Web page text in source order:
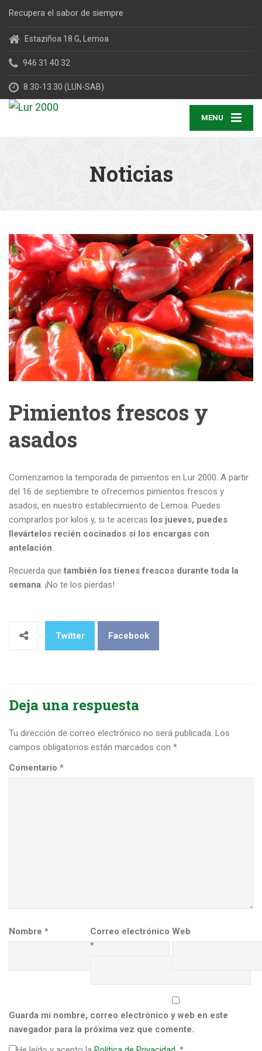
Recupera el sabor de siempre
Estaziñoa 18 G, Lemoa
946 31 40 32
8.30-13.30 (LUN-SAB)
MENU
Noticias
Pimientos frescos y
asados
Comenzamos la temporada de pimientos en Lur 2000. A partir
del 16 de septiembre te ofrecemos pimientos frescos y
asados, en nuestro establecimiento de Lemoa. Puedes
comprarlos por kilos y, si te acercas los jueves, puedes
llevártelos recién cocinados si los encargas con
antelación.
Recuerda que también los tienes frescos durante toda la
semana. ¡No te los pierdas!
Twitter Facebook
Deja una respuesta
Tu dirección de correo electrónico no será publicada. Los
campos obligatorios están marcados con *
Comentario *
Nombre *
Correo electrónico
*
Web
Guarda mi nombre, correo electrónico y web en este
navegador para la próxima vez que comente.